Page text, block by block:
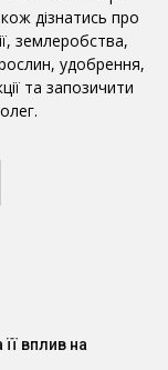
дізнатись про
землеробства,
рослин, удобрення,
та запозичити
її вплив на